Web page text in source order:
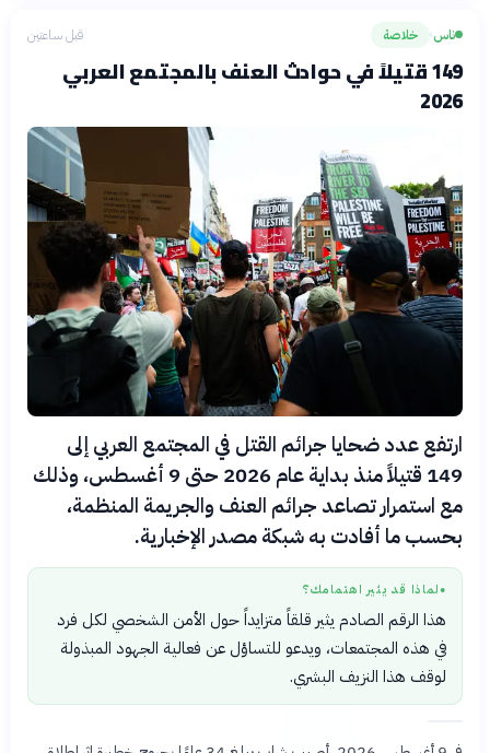
ناس› خلاصة قبل ساعتين
149 قتيلاً في حوادث العنف بالمجتمع العربي
2026
ارتفع عدد ضحايا جرائم القتل في المجتمع العربي إلى
149 قتيلاً منذ بداية عام 2026 حتى 9 أغسطس، وذلك
مع استمرار تصاعد جرائم العنف والجريمة المنظمة،
بحسب ما أفادت به شبكة مصدر الإخبارية.
● لماذا قد يثير اهتمامك؟
هذا الرقم الصادم يثير قلقاً متزايداً حول الأمن الشخصي لكل فرد
في هذه المجتمعات، ويدعو للتساؤل عن فعالية الجهود المبذولة
لوقف هذا النزيف البشري.